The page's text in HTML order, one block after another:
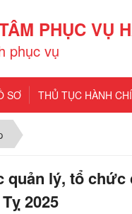
PHỤC VỤ
phục vụ
SƠ THỦ TỤC HÀNH
lý, tổ
2025